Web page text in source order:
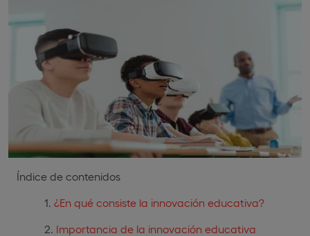
Índice de contenidos
¿En qué consiste la innovación educativa?
Importancia de la innovación educativa